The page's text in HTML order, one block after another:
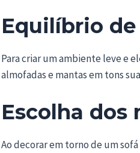
Equilíbrio
Para criar um ambiente leve e
almofadas e mantas em tons
Escolha dos
Ao decorar em torno de um